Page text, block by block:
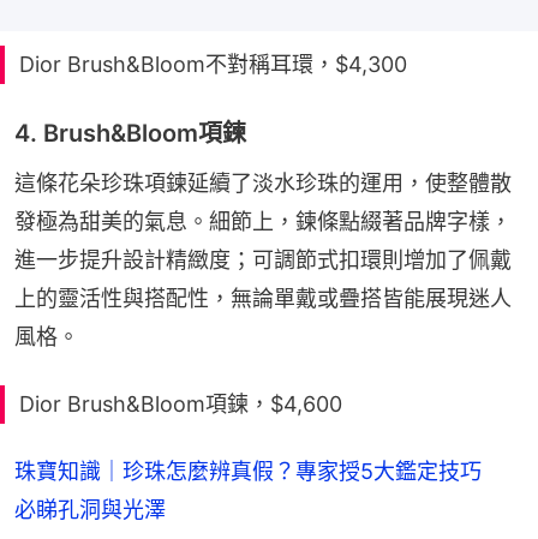
Dior Brush&Bloom不對稱耳環，$4,300
4. Brush&Bloom項鍊
這條花朵珍珠項鍊延續了淡水珍珠的運用，使整體散
發極為甜美的氣息。細節上，鍊條點綴著品牌字樣，
進一步提升設計精緻度；可調節式扣環則增加了佩戴
上的靈活性與搭配性，無論單戴或疊搭皆能展現迷人
風格。
Dior Brush&Bloom項鍊，$4,600
珠寶知識｜珍珠怎麼辨真假？專家授5大鑑定技巧
必睇孔洞與光澤